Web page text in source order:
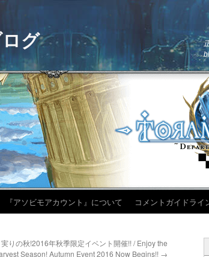
グ
『アソビモアカウント』について コメントガイドライ
実りの秋!2016年秋季限定イベント開催!! / Enjoy the
Season! Autumn Event 2016 Now Begins!! →